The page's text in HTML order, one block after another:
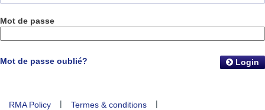
Mot de passe
Mot de passe oublié? Login
RMA Policy | Termes & conditions
|